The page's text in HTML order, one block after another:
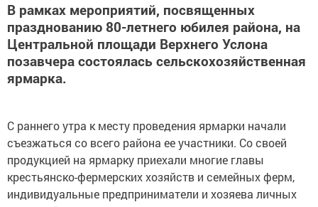
В рамках мероприятий, посвященных
празднованию 80-летнего юбилея района, на
Центральной площади Верхнего Услона
позавчера состоялась сельскохозяйственная
ярмарка.
С раннего утра к месту проведения ярмарки начали
съезжаться со всего района ее участники. Со своей
продукцией на ярмарку приехали многие главы
крестьянско-фермерских хозяйств и семейных ферм,
индивидуальные предприниматели и хозяева личных